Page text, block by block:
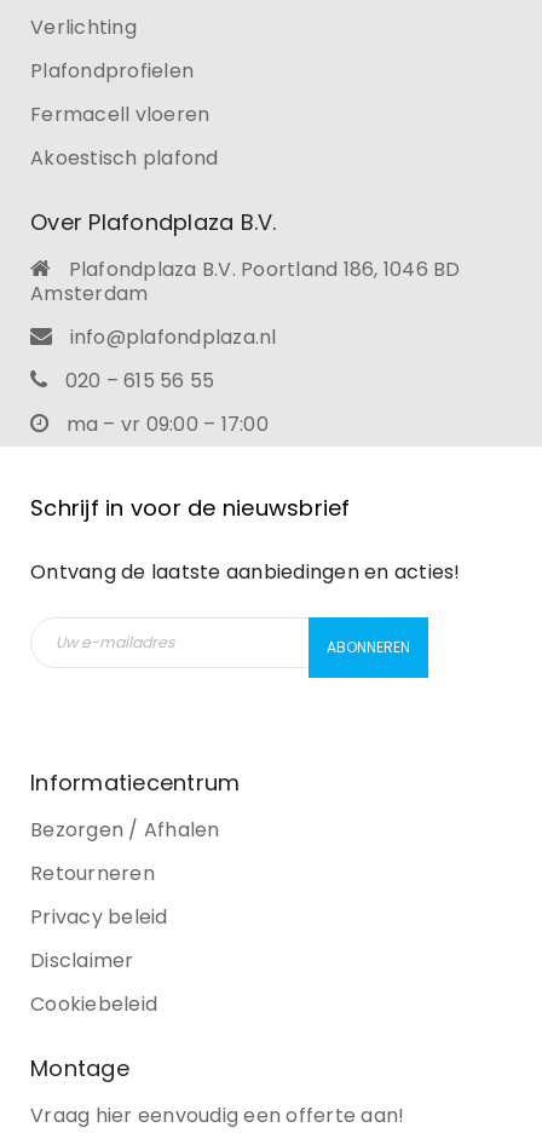
Verlichting
Plafondprofielen
Fermacell vloeren
Akoestisch plafond
Over Plafondplaza B.V.
Plafondplaza B.V. Poortland 186, 1046 BD
Amsterdam
info@plafondplaza.nl
020 – 615 56 55
ma – vr 09:00 – 17:00
Schrijf in voor de nieuwsbrief
Ontvang de laatste aanbiedingen en acties!
Informatiecentrum
Bezorgen / Afhalen
Retourneren
Privacy beleid
Disclaimer
Cookiebeleid
Montage
Vraag hier eenvoudig een offerte aan!